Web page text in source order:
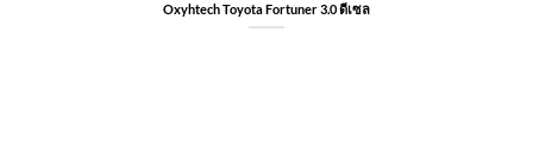
Oxyhtech Toyota Fortuner 3.0 ดีเซล